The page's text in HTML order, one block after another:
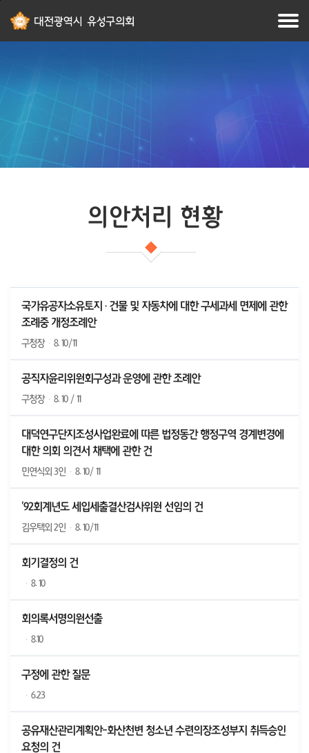
바로가기
바로가기
의안처리 현황
국가유공자소유토지ㆍ건물 및 자동차에 대한 구세과세 면제에 관한
조례중 개정조례안
구청장 · 8. 10/11
공직자윤리위원회구성과 운영에 관한 조례안
구청장 · 8. 10 / 11
대덕연구단지조성사업완료에 따른 법정동간 행정구역 경계변경에
대한 의회 의견서 채택에 관한 건
민연식외 3인 · 8. 10/ 11
'92회계년도 세입세출결산검사위원 선임의 건
김우택외 2인 · 8. 10/11
회기결정의 건
· 8. 10
회의록서명의원선출
· 8.10
구정에 관한 질문
· 6.23
공유재산관리계획안-화산천변 청소년 수련의장조성부지 취득승인
요청의 건